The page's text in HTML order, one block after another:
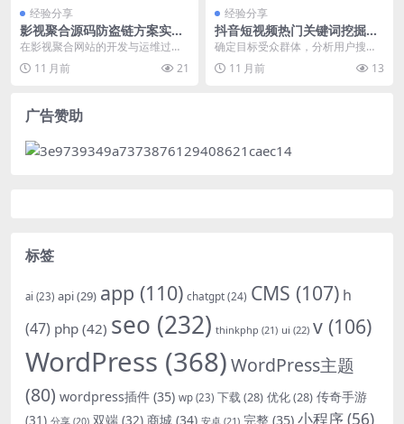
经验分享
影视聚合源码防盗链方案实现
与配置详解
在影视聚合网站的开发与运维过程
中，防盗链是一个至关重要的环
节。它能够有效防止视频...
11 月前 21
经验分享
抖音短视频热门关键词挖掘方
法
确定目标受众群体，分析用户搜索
习惯，利用抖音官方提供的搜索框
和推荐词功能，结合第...
11 月前 13
广告赞助
标签
ai (23) api(29) app (110) chatgpt(24) CMS (107) h
(47) php (42) seo (232) thinkphp (21) ui (22) v (106)
WordPress (368)WordPress主题
(80) wordpress插件 (35) wp (23) 下载(28) 优化(28) 传奇手游
(31) 分享 (20) 双端 (32) 商城 (34) 安卓 (21) 完整 (35) 小程序(56)